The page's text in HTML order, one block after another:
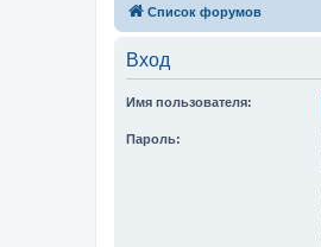
Список форумов
Вход
Имя пользователя:
Пароль: